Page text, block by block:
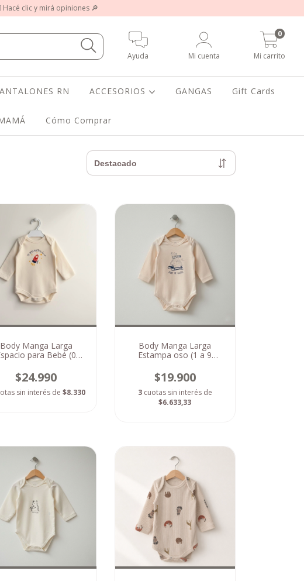
Hacé clic y mirá opiniones 🔎
Ayuda Mi cuenta Mi carrito
0
RN ACCESORIOS GANGAS Gift Cards
Cómo Comprar
Body Manga Larga
para Bebé (0
$24.990
sin interés de$8.330
Body Manga Larga
Estampa oso (1 a 9
$19.900
3 cuotas sin interés de
$6.633,33